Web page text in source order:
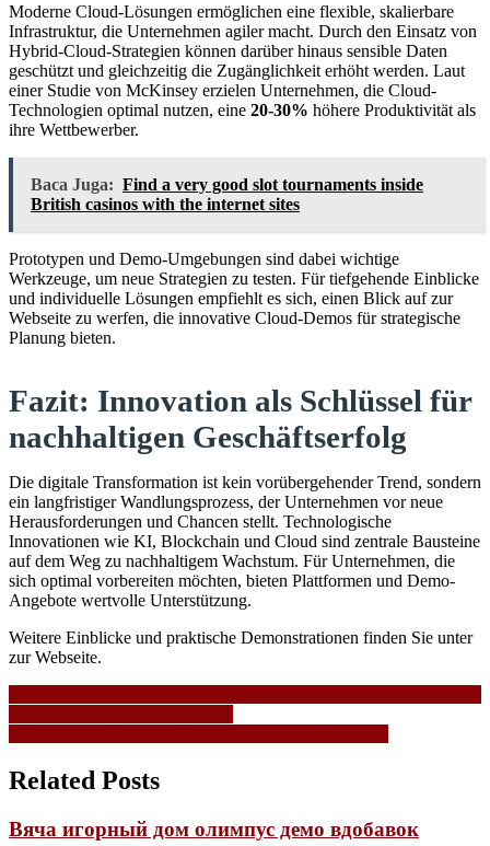
Moderne Cloud-Lösungen ermöglichen eine flexible, skalierbare
Infrastruktur, die Unternehmen agiler macht. Durch den Einsatz von
Hybrid-Cloud-Strategien können darüber hinaus sensible Daten
geschützt und gleichzeitig die Zugänglichkeit erhöht werden. Laut
einer Studie von McKinsey erzielen Unternehmen, die Cloud-
Technologien optimal nutzen, eine 20-30% höhere Produktivität als
ihre Wettbewerber.
Baca Juga: Find a very good slot tournaments inside
British casinos with the internet sites
Prototypen und Demo-Umgebungen sind dabei wichtige
Werkzeuge, um neue Strategien zu testen. Für tiefgehende Einblicke
und individuelle Lösungen empfiehlt es sich, einen Blick auf zur
Webseite zu werfen, die innovative Cloud-Demos für strategische
Planung bieten.
Fazit: Innovation als Schlüssel für
nachhaltigen Geschäftserfolg
Die digitale Transformation ist kein vorübergehender Trend, sondern
ein langfristiger Wandlungsprozess, der Unternehmen vor neue
Herausforderungen und Chancen stellt. Technologische
Innovationen wie KI, Blockchain und Cloud sind zentrale Bausteine
auf dem Weg zu nachhaltigem Wachstum. Für Unternehmen, die
sich optimal vorbereiten möchten, bieten Plattformen und Demo-
Angebote wertvolle Unterstützung.
Weitere Einblicke und praktische Demonstrationen finden Sie unter
zur Webseite.
Related Posts
Вяча игорный дом олимпус демо вдобавок